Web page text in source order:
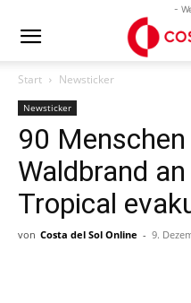
-
Start Newsticker
Newsticker
90
Waldbrand
Tropical
von Costa del Sol Online - 9.